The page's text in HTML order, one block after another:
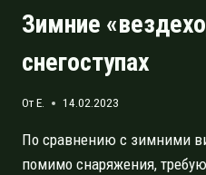
Зимние
снегоступах
ОтE. 14.02.2023
По сравнению с зимними
помимо снаряжения,